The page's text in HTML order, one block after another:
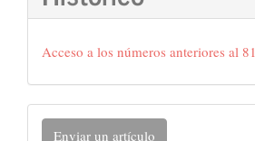
Acceso a los números anteriores al 81
Enviar
Enviar un artículo